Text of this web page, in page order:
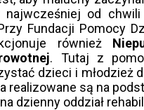
najwcześniej od
Fundacji Pomocy
również
. Tutaj z
dzieci i młodzież
realizowane są na
dzienny oddział